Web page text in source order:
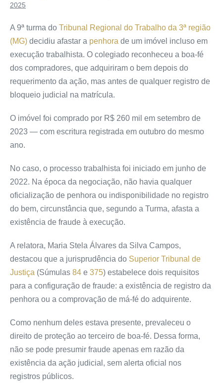
2025
A 9ª turma do Tribunal Regional do Trabalho da 3ª região
(MG) decidiu afastar a penhora de um imóvel incluso em
execução trabalhista. O colegiado reconheceu a boa-fé
dos compradores, que adquiriram o bem depois do
requerimento da ação, mas antes de qualquer registro de
bloqueio judicial na matrícula.
O imóvel foi comprado por R$ 260 mil em setembro de
2023 — com escritura registrada em outubro do mesmo
ano.
No caso, o processo trabalhista foi iniciado em junho de
2022. Na época da negociação, não havia qualquer
oficialização de penhora ou indisponibilidade no registro
do bem, circunstância que, segundo a Turma, afasta a
existência de fraude à execução.
A relatora, Maria Stela Álvares da Silva Campos,
destacou que a jurisprudência do Superior Tribunal de
Justiça (Súmulas 84 e 375) estabelece dois requisitos
para a configuração de fraude: a existência de registro da
penhora ou a comprovação de má-fé do adquirente.
Como nenhum deles estava presente, prevaleceu o
direito de proteção ao terceiro de boa-fé. Dessa forma,
não se pode presumir fraude apenas em razão da
existência da ação judicial, sem alerta oficial nos
registros públicos.